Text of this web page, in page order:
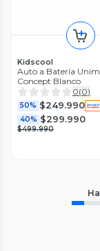
Kidscool
Auto a Batería
Concept Blanco
0(0)
50% $249.990
40% $299.990
$499.990